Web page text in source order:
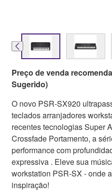
Preço de venda
Sugerido)
O novo PSR-SX920
teclados arranjadores
recentes tecnologias Super
Crossfade Portamento, a
performance com
expressiva . Eleve sua
workstation PSR-SX - onde
inspiração!